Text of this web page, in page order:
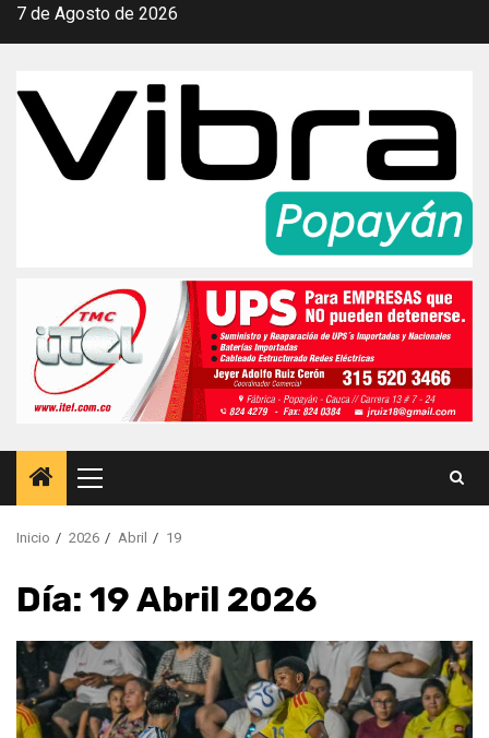
Saltar
7 de Agosto de 2026
Menú
principal
Inicio 2026 Abril 19
Día: 19 Abril 2026